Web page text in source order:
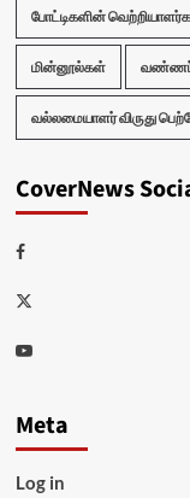
போட்டிகளின்
மின்னூல்கள் வண்ணப்
வல்லமையாளர் விருது
CoverNews
Facebook
Twitter
Youtube
Meta
Log in